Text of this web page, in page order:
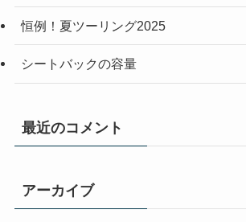
恒例！夏ツーリング2025
シートバックの容量
最近のコメント
アーカイブ